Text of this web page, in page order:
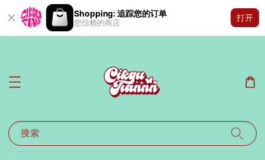
Shopping: 追踪您的订单
您信赖的商店
打开
搜索